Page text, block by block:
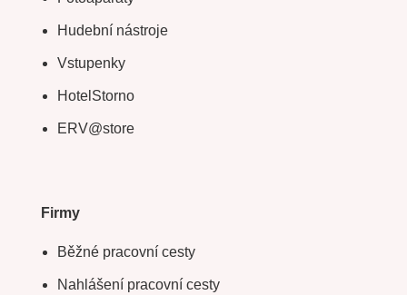
Hudební nástroje
Vstupenky
HotelStorno
ERV@store
Firmy
Běžné pracovní cesty
Nahlášení pracovní cesty